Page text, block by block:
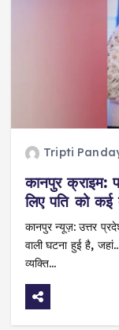
Tripti
कानपुर क्राइम:
लिए पति को कई
कानपुर न्यूज़: उत्तर
वाली घटना हुई है,
व्यक्ति…